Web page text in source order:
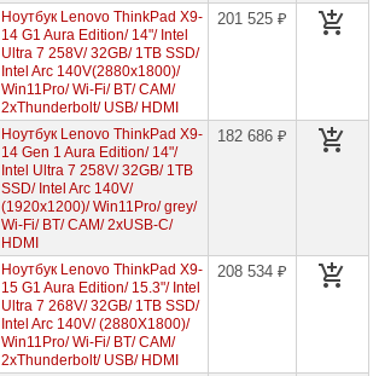
Ноутбук Lenovo ThinkPad X9-
14 G1 Aura Edition/ 14"/ Intel
Ultra 7 258V/ 32GB/ 1TB SSD/
Intel Arc 140V(2880x1800)/
Win11Pro/ Wi-Fi/ BT/ CAM/
2xThunderbolt/ USB/ HDMI
201 525 ₽
Ноутбук Lenovo ThinkPad X9-
14 Gen 1 Aura Edition/ 14"/
Intel Ultra 7 258V/ 32GB/ 1TB
SSD/ Intel Arc 140V/
(1920x1200)/ Win11Pro/ grey/
Wi-Fi/ BT/ CAM/ 2xUSB-C/
HDMI
182 686 ₽
Ноутбук Lenovo ThinkPad X9-
15 G1 Aura Edition/ 15.3"/ Intel
Ultra 7 268V/ 32GB/ 1TB SSD/
Intel Arc 140V/ (2880X1800)/
Win11Pro/ Wi-Fi/ BT/ CAM/
2xThunderbolt/ USB/ HDMI
208 534 ₽